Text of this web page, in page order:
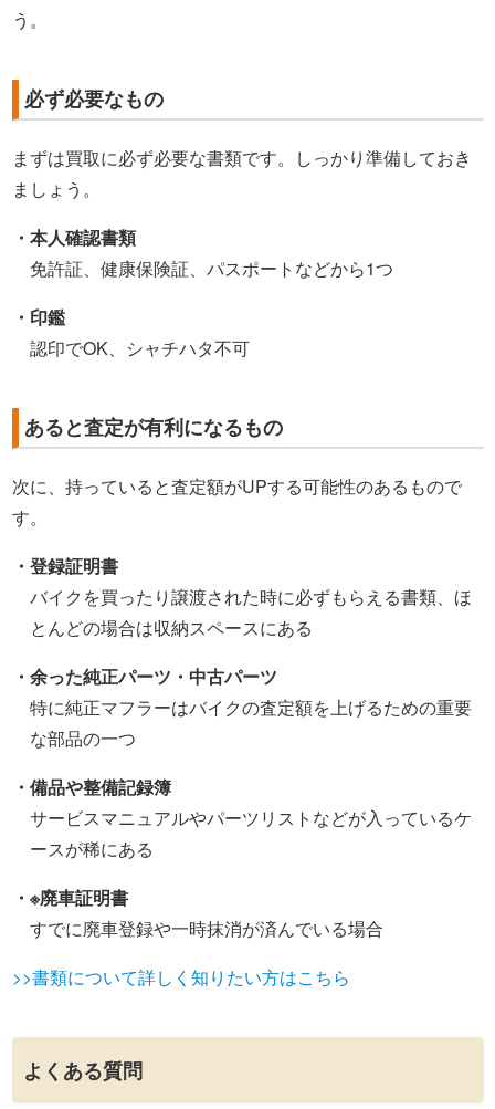
う。
必ず必要なもの
まずは買取に必ず必要な書類です。しっかり準備しておき
ましょう。
・本人確認書類
免許証、健康保険証、パスポートなどから1つ
・印鑑
認印でOK、シャチハタ不可
あると査定が有利になるもの
次に、持っていると査定額がUPする可能性のあるもので
す。
・登録証明書
バイクを買ったり譲渡された時に必ずもらえる書類、ほ
とんどの場合は収納スペースにある
・余った純正パーツ・中古パーツ
特に純正マフラーはバイクの査定額を上げるための重要
な部品の一つ
・備品や整備記録簿
サービスマニュアルやパーツリストなどが入っているケ
ースが稀にある
・※廃車証明書
すでに廃車登録や一時抹消が済んでいる場合
>>書類について詳しく知りたい方はこちら
よくある質問